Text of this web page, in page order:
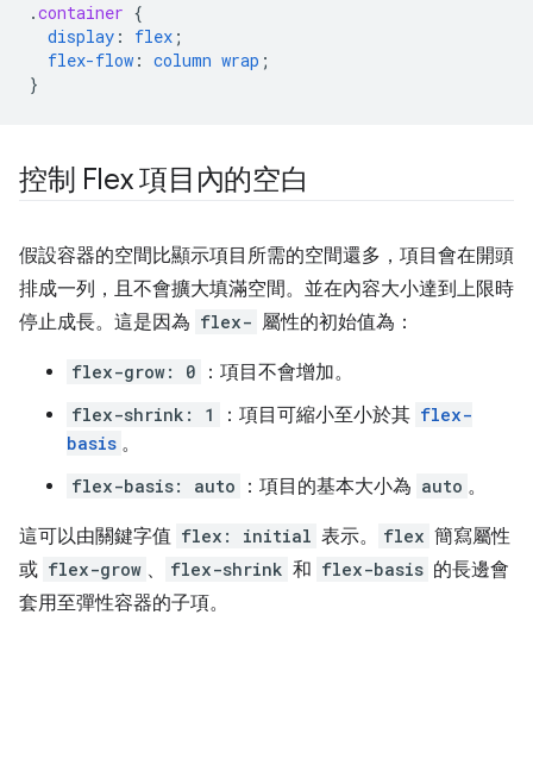
.container {
display : flex ;
flex-flow : column wrap ;
}
控制 Flex 項目內的空白
假設容器的空間比顯示項目所需的空間還多，項目會在開頭
排成一列，且不會擴大填滿空間。並在內容大小達到上限時
停止成長。這是因為 flex- 屬性的初始值為：
flex-grow: 0 ：項目不會增加。
flex-shrink: 1 ：項目可縮小至小於其 flex-
basis 。
flex-basis: auto ：項目的基本大小為 auto 。
這可以由關鍵字值 flex: initial 表示。 flex 簡寫屬性
或 flex-grow 、 flex-shrink 和 flex-basis 的長邊會
套用至彈性容器的子項。